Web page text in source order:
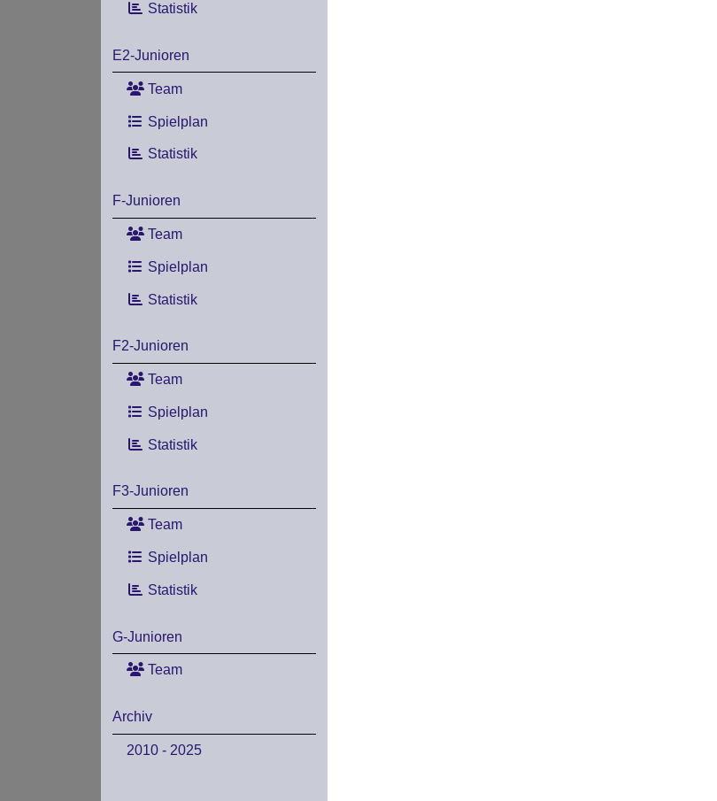
Statistik
E2-Junioren
Team
Spielplan
Statistik
F-Junioren
Team
Spielplan
Statistik
F2-Junioren
Team
Spielplan
Statistik
F3-Junioren
Team
Spielplan
Statistik
G-Junioren
Team
Archiv
2010 - 2025